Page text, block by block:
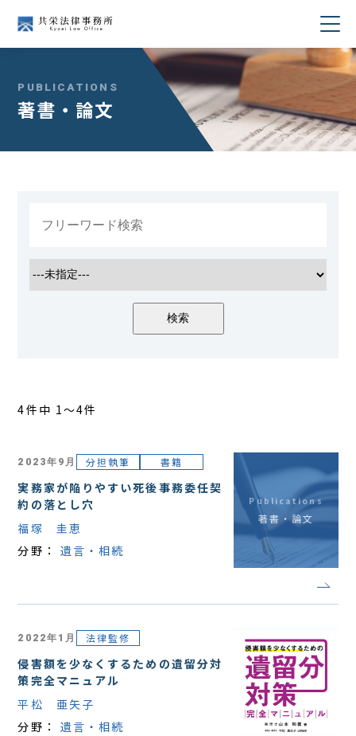
業務分野
コラム
PUBLICATIONS
著書・論文
4件中 1〜4件
2023年9月 分担執筆 書籍
実務家が陥りやすい死後事務委任契
約の落とし穴
福塚 圭恵
分野： 遺言・相続
Publications
著書・論文
2022年1月 法律監修
侵害額を少なくするための遺留分対
策完全マニュアル
平松 亜矢子
分野： 遺言・相続